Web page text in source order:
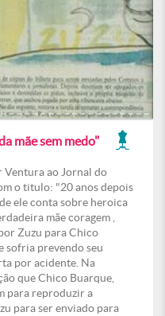
mãe sem medo"
Ventura ao Jornal do
o titulo: "20 anos depois
ele conta sobre heroica
mãe coragem ,
Zuzu para Chico
sofria prevendo seu
por acidente. Na
que Chico Buarque,
para reproduzir a
para ser enviado para